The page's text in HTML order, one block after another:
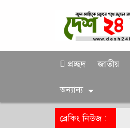
প্রচ্ছদ জাতীয়
অন্যান্য
ব্রেকিং নিউজ :